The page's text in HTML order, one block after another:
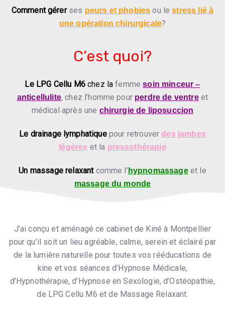
Comment gérerses peurs et phobies ou lestress lié à
une opération chirurgicale?
C’est quoi?
Le LPG Cellu M6chez lafemmesoin minceur –
anticellulite, chez l’homme pour perdre de ventreet
médical après une chirurgie de liposuccion
Le drainage lymphatiquepour retrouverdes jambes
légères et la pressothérapie
Un massage relaxantcomme l’ hypnomassageet le
massage du monde
J’ai conçu et aménagé ce cabinet de Kiné à Montpellier
pour qu’il soit un lieu agréable, calme, serein et éclairé par
de la lumière naturelle pour toutes vos rééducations de
kine et vos séances d’Hypnose Médicale,
d’Hypnothérapie, d’Hypnose en Sexologie, d’Ostéopathie,
de LPG Cellu M6 et de Massage Relaxant.